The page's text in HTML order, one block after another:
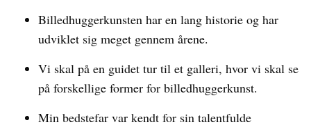
Billedhuggerkunsten har en lang historie og har
udviklet sig meget gennem årene.
Vi skal på en guidet tur til et galleri, hvor vi skal se
på forskellige former for billedhuggerkunst.
Min bedstefar var kendt for sin talentfulde